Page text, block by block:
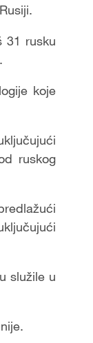
31 rusku
koje
ruskog
služile u